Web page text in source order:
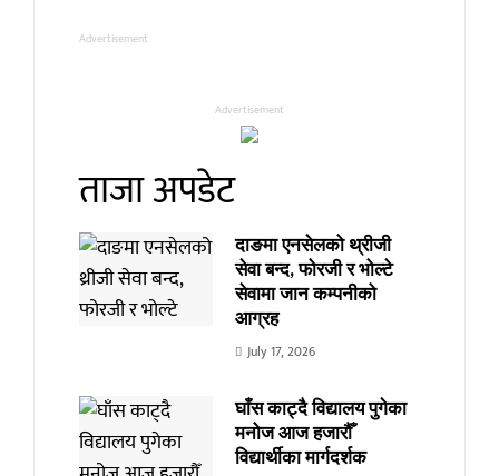
Advertisement
Advertisement
ताजा अपडेट
दाङमा एनसेलको थ्रीजी
सेवा बन्द, फोरजी र भोल्टे
सेवामा जान कम्पनीको
आग्रह
July 17, 2026
घाँस काट्दै विद्यालय पुगेका
मनोज आज हजारौँ
विद्यार्थीका मार्गदर्शक